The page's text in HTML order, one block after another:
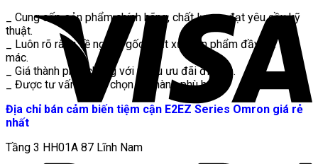
_ Cung cấp sản phẩm chính hãng, chất lượng đạt yêu cầu kỹ
thuật.
_ Luôn rõ ràng về nguồn gốc xuất xứ, sản phẩm đầy đủ tem
mác.
_ Giá thành phải chăng với nhiều ưu đãi đi kèm.
_ Được tư vấn hỗ trợ chọn mã hàng phù hợp.
Địa chỉ bán cảm biến tiệm cận E2EZ Series Omron giá rẻ
nhất
Tầng 3 HH01A 87 Lĩnh Nam